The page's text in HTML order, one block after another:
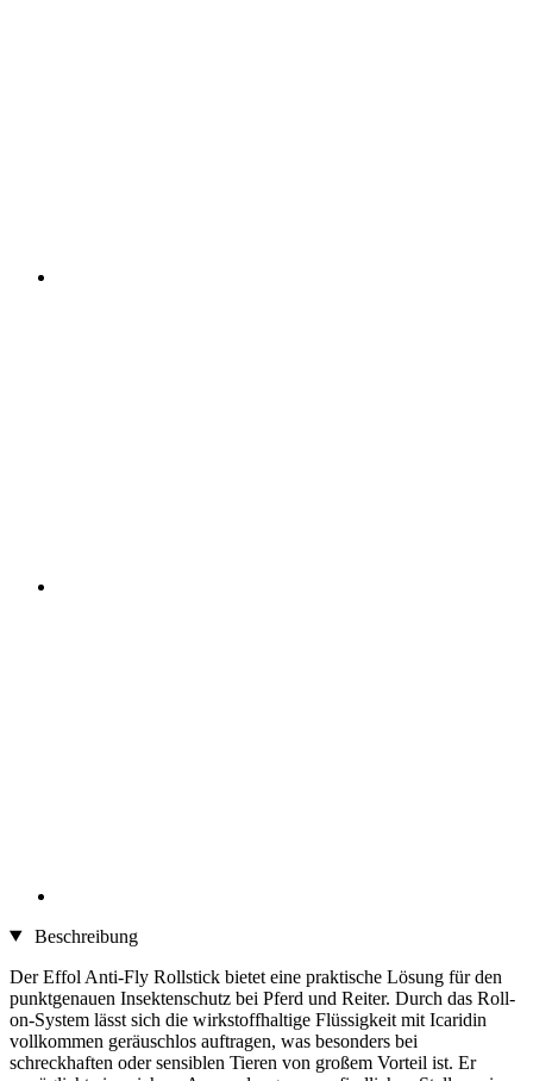
Beschreibung
Der Effol Anti-Fly Rollstick bietet eine praktische Lösung für den
punktgenauen Insektenschutz bei Pferd und Reiter. Durch das Roll-
on-System lässt sich die wirkstoffhaltige Flüssigkeit mit Icaridin
vollkommen geräuschlos auftragen, was besonders bei
schreckhaften oder sensiblen Tieren von großem Vorteil ist. Er